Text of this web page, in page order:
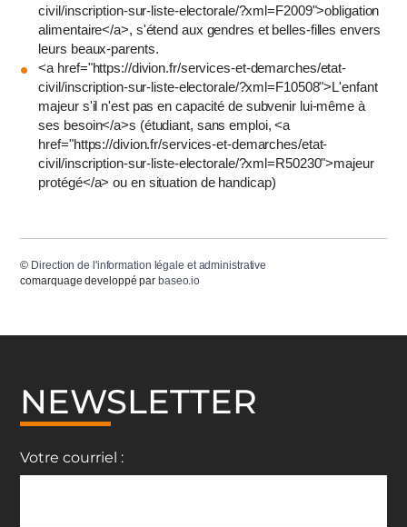
civil/inscription-sur-liste-electorale/?xml=F2009">obligation
alimentaire</a>, s'étend aux gendres et belles-filles envers
leurs beaux-parents.
<a href="https://divion.fr/services-et-demarches/etat-
civil/inscription-sur-liste-electorale/?xml=F10508">L'enfant
majeur s'il n'est pas en capacité de subvenir lui-même à
ses besoin</a>s (étudiant, sans emploi, <a
href="https://divion.fr/services-et-demarches/etat-
civil/inscription-sur-liste-electorale/?xml=R50230">majeur
protégé</a> ou en situation de handicap)
© Direction de l'information légale et administrative
comarquage developpé par baseo.io
NEWSLETTER
Votre courriel :